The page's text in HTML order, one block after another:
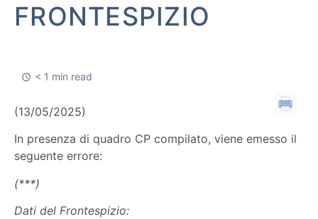
FRONTESPIZIO
< 1 min read
(13/05/2025)
In presenza di quadro CP compilato, viene emesso il
seguente errore:
(***)
Dati del Frontespizio: